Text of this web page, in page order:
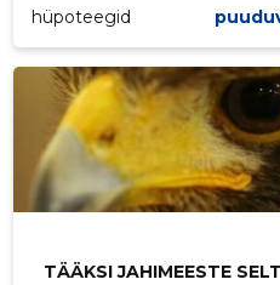
hüpoteegid
TÄÄKSI JAHIMEESTE